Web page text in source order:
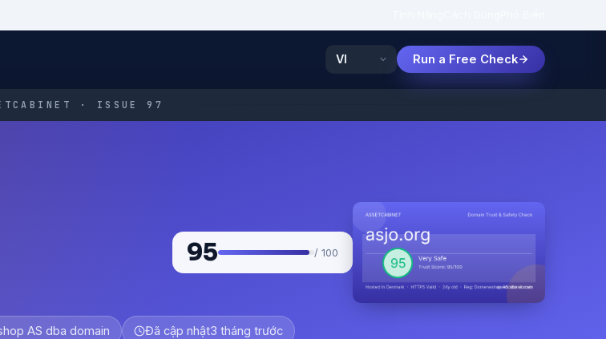
Run a Free Check
· ISSUE 97
95 / 100
AS dba domain Đã cập nhật3 tháng trước